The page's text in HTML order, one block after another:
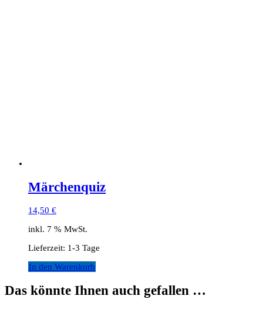
Märchenquiz
14,50 €
inkl. 7 % MwSt.
Lieferzeit: 1-3 Tage
In den Warenkorb
Das könnte Ihnen auch gefallen …